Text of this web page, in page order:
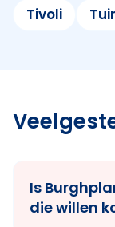
Tivoli
Is
die willen